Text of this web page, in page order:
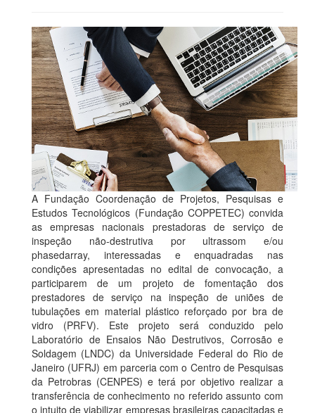
A Fundação Coordenação de Projetos, Pesquisas e
Estudos Tecnológicos (Fundação COPPETEC) convida
as empresas nacionais prestadoras de serviço de
inspeção não-destrutiva por ultrassom e/ou
phasedarray, interessadas e enquadradas nas
condições apresentadas no edital de convocação, a
participarem de um projeto de fomentação dos
prestadores de serviço na inspeção de uniões de
tubulações em material plástico reforçado por bra de
vidro (PRFV). Este projeto será conduzido pelo
Laboratório de Ensaios Não Destrutivos, Corrosão e
Soldagem (LNDC) da Universidade Federal do Rio de
Janeiro (UFRJ) em parceria com o Centro de Pesquisas
da Petrobras (CENPES) e terá por objetivo realizar a
transferência de conhecimento no referido assunto com
o intuito de viabilizar empresas brasileiras capacitadas e